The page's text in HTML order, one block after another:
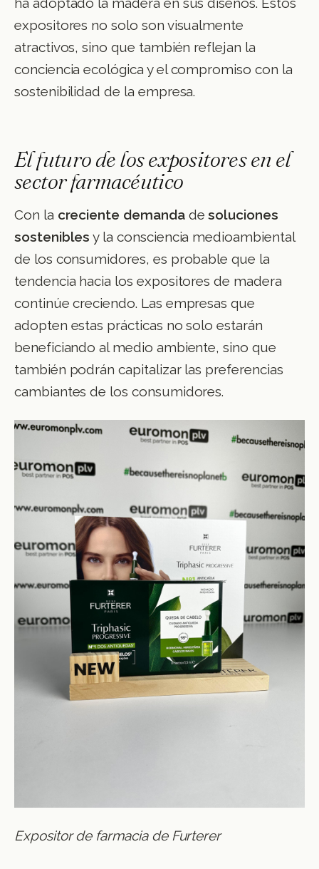
expositores no solo son visualmente
atractivos, sino que también reflejan la
conciencia ecológica y el compromiso con la
sostenibilidad de la empresa.
El futuro de los expositores en el
sector farmacéutico
Con la creciente demandadesoluciones
sostenibles y la consciencia medioambiental
de los consumidores, es probable que la
tendencia hacia los expositores de madera
continúe creciendo. Las empresas que
adopten estas prácticas no solo estarán
beneficiando al medio ambiente, sino que
también podrán capitalizar las preferencias
cambiantes de los consumidores.
Expositor de farmacia de Furterer